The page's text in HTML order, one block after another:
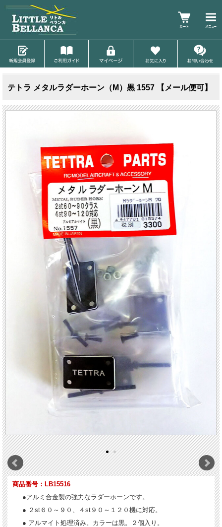
テトラ メタルラダーホーン（M）黒 1557 【メール便可】
商品番号：LB15516
●アルミ合金製の強力なラダーホーンです。
● ２st６０～９０、４st９０～１２０機に対応。
● アルマイト処理済み。カラーは黒。２個入り。